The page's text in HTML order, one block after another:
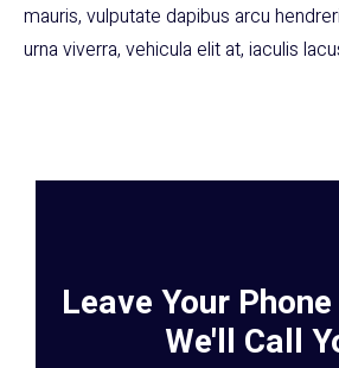
mauris, vulputate dapibus arcu
urna viverra, vehicula elit at, iaculis
Leave Your
We'll Call